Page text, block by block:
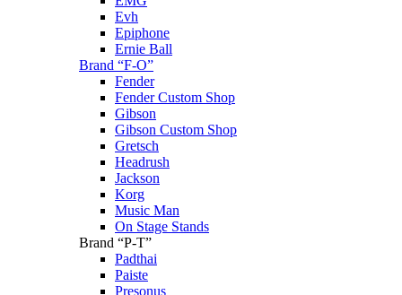
Evh
Epiphone
Ernie Ball
Brand “F-O”
Fender
Fender Custom Shop
Gibson
Gibson Custom Shop
Gretsch
Headrush
Jackson
Korg
Music Man
On Stage Stands
Brand “P-T”
Padthai
Paiste
Presonus